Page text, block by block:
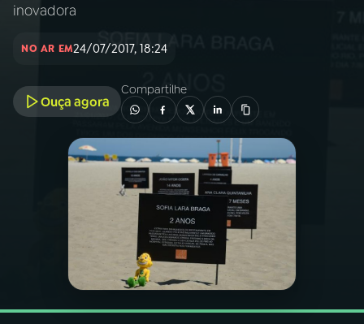
01INÍCIO
03PROGRAMAÇÃO
PROGRAMAS
PODCASTS
VIDEOCASTS
inovadora
NO AR EM24/07/2017, 18:24
Ouça agora
Compartilhe